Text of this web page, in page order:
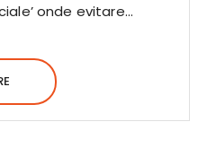
onde evitare…